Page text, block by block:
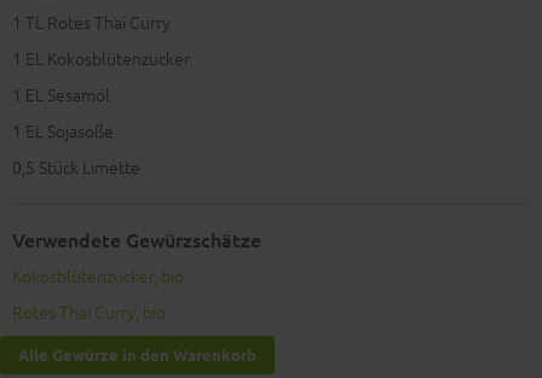
1 TL Rotes Thai Curry
1 EL Kokosblütenzucker
1 EL Sesamöl
1 EL Sojasoße
0,5 Stück Limette
Verwendete Gewürzschätze
Kokosblütenzucker, bio
Rotes Thai Curry, bio
Alle Gewürze in den Warenkorb